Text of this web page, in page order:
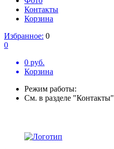
Контакты
Корзина
Избранное: 0
0
0 руб.
Корзина
Режим работы:
См. в разделе "Контакты"